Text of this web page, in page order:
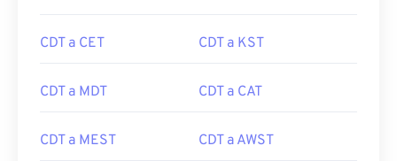
CDT a CET CDT a KST
CDT a MDT CDT a CAT
CDT a MEST CDT a AWST